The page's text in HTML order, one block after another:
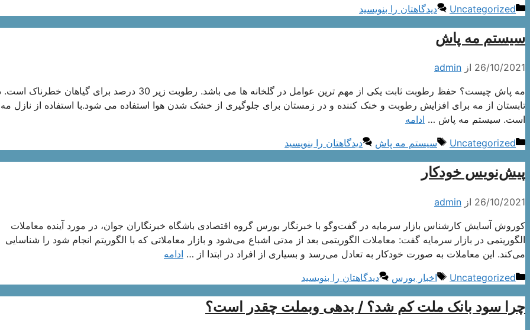
دسته‌ها
Uncategorized دیدگاهتان را بنویسید
سیستم مه پاش
26/10/2021 از admin
مه پاش چیست؟ حفظ رطوبت ثابت یکی از مهم ترین عوامل در گلخانه ها می باشد. رطوبت زیر 30 درصد برای گیاهان خطرناک
تابستان از مه برای افزایش رطوبت و خنک کننده و در زمستان برای جلوگیری از خشک شدن هوا استفاده می شود.با استفاده از نازل
است. سیستم مه پاش … ادامه
دسته‌ها
Uncategorized برچسب‌ها
سیستم مه پاش دیدگاهتان را بنویسید
پیش‌نویس خودکار
26/10/2021 از admin
کوروش آسایش کارشناس بازار سرمایه در گفت‌وگو با خبرنگار بورس گروه اقتصادی باشگاه خبرنگاران جوان، در مورد آینده معاملات
الگوریتمی در بازار سرمایه گفت: معاملات الگوریتمی بعد از مدتی اشباع می‌شود و بازار معاملاتی که با الگوریتم انجام شود را شناسایی
می‌کند. این معاملات به صورت خودکار به تعادل می‌رسد و بسیاری از افراد در ابتدا از … ادامه
دسته‌ها
Uncategorized برچسب‌ها
اخبار بورس دیدگاهتان را بنویسید
چرا سود بانک ملت کم شد؟ / بدهی وبملت چقدر است؟